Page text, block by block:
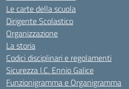
Le carte della scuola
Dirigente Scolastico
Organizzazione
La storia
Codici disciplinari e regolamenti
Sicurezza I.C. Ennio Galice
Funzionigramma e Organigramma